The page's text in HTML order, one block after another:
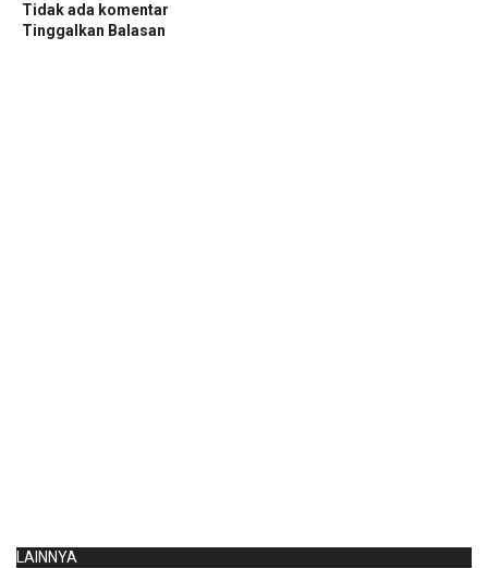
Tidak ada komentar
Tinggalkan Balasan
LAINNYA